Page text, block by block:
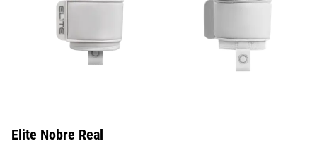
Elite Nobre Real